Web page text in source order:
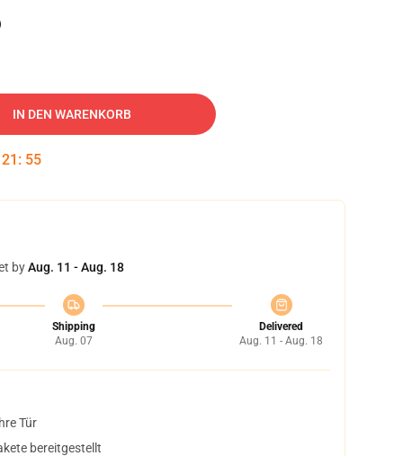
IN DEN WARENKORB
21 : 54
byAug. 11 - Aug. 18
Shipping
Aug. 07
Delivered
Aug. 11 - Aug. 18
Tür
bereitgestellt